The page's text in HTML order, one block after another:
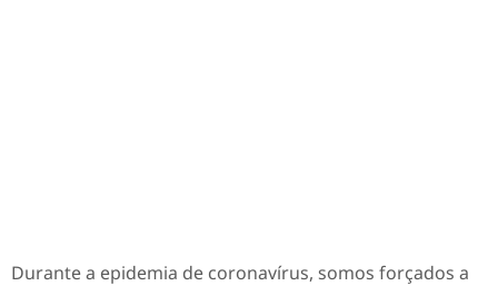
Durante a epidemia de coronavírus, somos forçados a